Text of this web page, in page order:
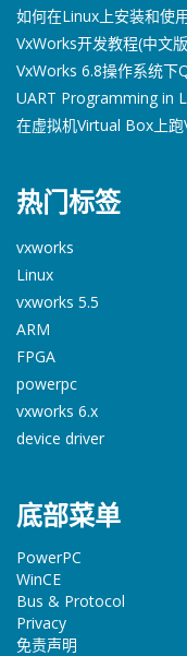
如何在Linux上安装和使
VxWorks开发教程(中文
VxWorks 6.8操作系统下
UART Programming in
在虚拟机Virtual Box上跑
热门标签
vxworks
Linux
vxworks 5.5
ARM
FPGA
powerpc
vxworks 6.x
device driver
底部菜单
PowerPC
WinCE
Bus & Protocol
Privacy
免责声明